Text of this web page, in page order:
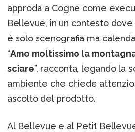
approda a Cogne come
Bellevue, in un contesto dove
è solo scenografia ma
“Amo moltissimo la
sciare”, racconta, legando la
ambiente che chiede
ascolto del prodotto.
Al Bellevue e al Petit